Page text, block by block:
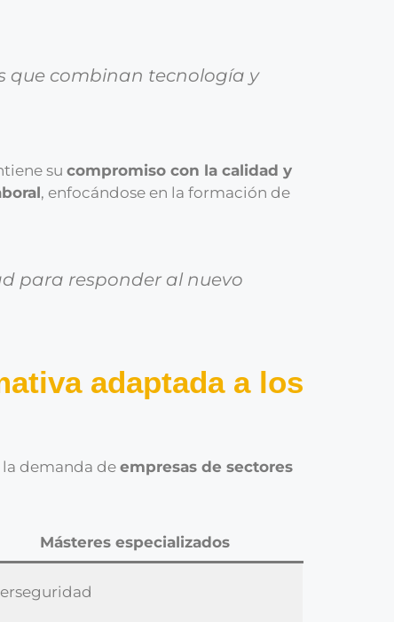
que combinan tecnología y
su compromiso con la calidad y
, enfocándose en la formación de
para responder al nuevo
adaptada a los
demanda deempresas de sectores
Másteres especializados